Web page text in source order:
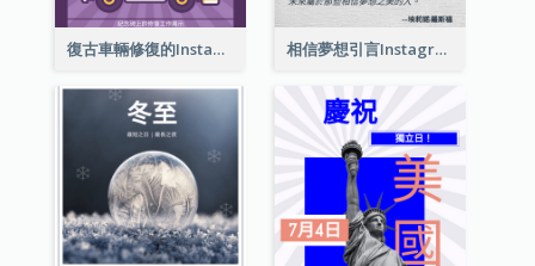
復古車輛修復的Instagram帖子 相信夢想引言Instagram帖子